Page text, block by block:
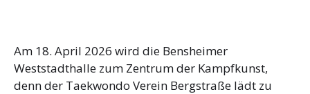
Am 18. April 2026 wird die Bensheimer
Weststadthalle zum Zentrum der Kampfkunst,
denn der Taekwondo Verein Bergstraße lädt zu